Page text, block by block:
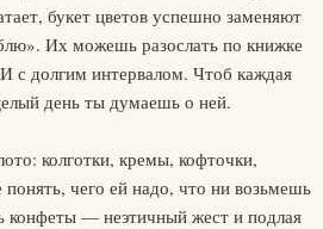
букет цветов успешно заменяют
Их можешь разослать по книжке
с долгим интервалом. Чтоб каждая
день ты думаешь о ней.
колготки, кремы, кофточки,
чего ей надо, что ни возьмешь
конфеты — неэтичный жест и подлая